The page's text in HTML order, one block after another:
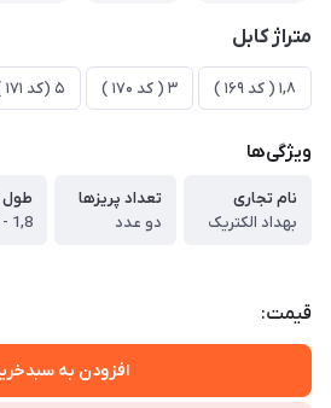
متراژ کابل
1,8 ( کد 169 ) 3 ( کد 170 ) 5 (کد 171 )
ویژگی‌ها
نام تجاری
بهداد الکتریک
تعداد پریزها
دو عدد
طول
1,8 - 3 و 5 متر
قیمت:
افزودن به